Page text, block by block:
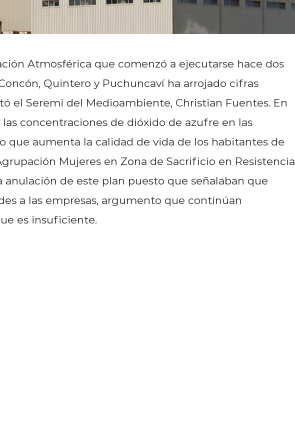
Atmosférica que comenzó a ejecutarse hace dos
Quintero y Puchuncaví ha arrojado cifras
el Seremi del Medioambiente, Christian Fuentes. En
concentraciones de dióxido de azufre en las
que aumenta la calidad de vida de los habitantes de
Mujeres en Zona de Sacrificio en Resistencia
de este plan puesto que señalaban que
a las empresas, argumento que continúan
es insuficiente.